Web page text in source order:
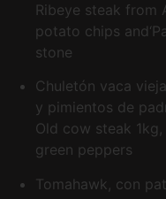
Ribeye steak from
potato chips
stone
Chuletón vaca
y pimientos de
Old cow steak
green peppers
Tomahawk, con